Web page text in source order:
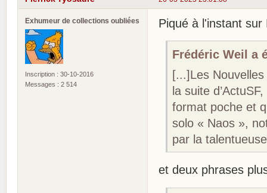
Exhumeur de collections oubliées
Inscription : 30-10-2016
Messages : 2 514
Piqué à l'instant sur
Frédéric Weil a
[...]Les
la suite
format poche et
solo « Naos »,
par la
et deux phrases